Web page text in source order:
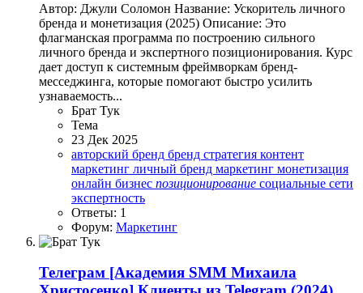
Автор: Джули Соломон Название: Ускоритель личного
бренда и монетизация (2025) Описание: Это
флагманская программа по построению сильного
личного бренда и экспертного позиционирования. Курс
дает доступ к системным фреймворкам бренд-
месседжинга, которые помогают быстро усилить
узнаваемость...
Брат Тук
Тема
23 Дек 2025
авторский бренд бренд стратегия контент
маркетинг личный бренд маркетинг монетизация
онлайн бизнес позиционирование социальные сети
экспертность
Ответы: 1
Форум: Маркетинг
Телеграм [Академия SMM Михаила